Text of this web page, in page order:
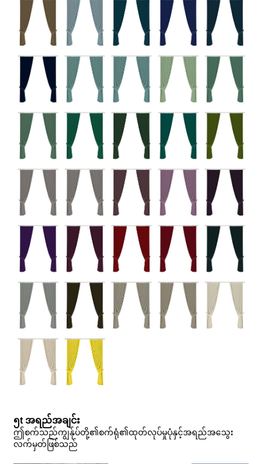
၅t အရည်အချင်း
ဤစက်သည်ကျွန်ုပ်တို့၏စက်ရုံ၏ထုတ်လုပ်မှုပုံနှင့်အရည်အသွေး
လက်မှတ်ဖြစ်သည်